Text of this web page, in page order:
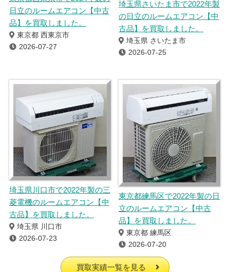
日立のルームエアコン【中古
品】を買取しました。
東京都 西東京市
2026-07-27
埼玉県さいたま市で2022年製
の日立のルームエアコン【中
古品】を買取しました。
埼玉県 さいたま市
2026-07-25
埼玉県川口市で2022年製の三
菱電機のルームエアコン【中
古品】を買取しました。
埼玉県 川口市
2026-07-23
東京都練馬区で2022年製の日
立のルームエアコン【中古
品】を買取しました。
東京都 練馬区
2026-07-20
買取実績一覧を見る